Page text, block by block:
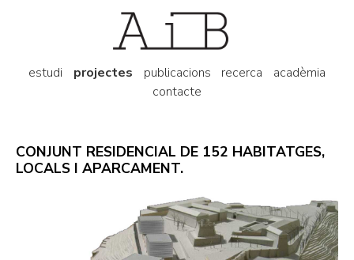
estudi projectes publicacions recerca
acadèmia
contacte
CONJUNT RESIDENCIAL DE 152 HABITATGES,
LOCALS I APARCAMENT.